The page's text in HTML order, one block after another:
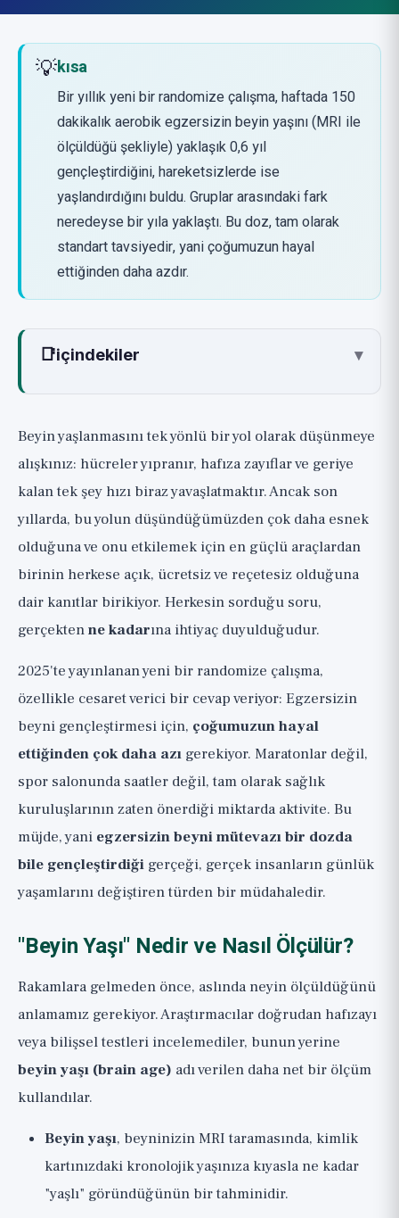
💡kısa
Bir yıllık yeni bir randomize çalışma, haftada 150
dakikalık aerobik egzersizin beyin yaşını (MRI ile
ölçüldüğü şekliyle) yaklaşık 0,6 yıl
gençleştirdiğini, hareketsizlerde ise
yaşlandırdığını buldu. Gruplar arasındaki fark
neredeyse bir yıla yaklaştı. Bu doz, tam olarak
standart tavsiyedir, yani çoğumuzun hayal
ettiğinden daha azdır.
📑içindekiler ▾
Hala Şaşırtan Bir Mekanizma
Çalışma 1: 2025'ten Beyin Yaşı Üzerine 12 Aylık
Arasındaki Bağlantı
Çalışma 3: Egzersiz ve Biliş Üzerine Biriken
Kanıtlar
Peki Ya Daha Yaşlı İnsanlar?
Peki Maraton Koşmaya Başlamalı mıyız?
Çalışmadan Çıkarılacaklar
Geniş Perspektif
Beyin yaşlanmasını tek yönlü bir yol olarak düşünmeye
alışkınız: hücreler yıpranır, hafıza zayıflar ve geriye
kalan tek şey hızı biraz yavaşlatmaktır. Ancak son
yıllarda, bu yolun düşündüğümüzden çok daha esnek
olduğuna ve onu etkilemek için en güçlü araçlardan
birinin herkese açık, ücretsiz ve reçetesiz olduğuna
dair kanıtlar birikiyor. Herkesin sorduğu soru,
gerçektenne kadarına ihtiyaç duyulduğudur.
2025'te yayınlanan yeni bir randomize çalışma,
özellikle cesaret verici bir cevap veriyor: Egzersizin
beyni gençleştirmesi için, çoğumuzun hayal
ettiğinden çok daha azı gerekiyor. Maratonlar değil,
spor salonunda saatler değil, tam olarak sağlık
kuruluşlarının zaten önerdiği miktarda aktivite. Bu
müjde, yani egzersizin beyni mütevazı bir dozda
bile gençleştirdiği gerçeği, gerçek insanların günlük
yaşamlarını değiştiren türden bir müdahaledir.
"Beyin Yaşı" Nedir ve Nasıl Ölçülür?
Rakamlara gelmeden önce, aslında neyin ölçüldüğünü
anlamamız gerekiyor. Araştırmacılar doğrudan hafızayı
veya bilişsel testleri incelemediler, bunun yerine
beyin yaşı (brain age) adı verilen daha net bir ölçüm
kullandılar.
Beyin yaşı, beyninizin MRI taramasında, kimlik
kartınızdaki kronolojik yaşınıza kıyasla ne kadar
"yaşlı" göründüğünün bir tahminidir.